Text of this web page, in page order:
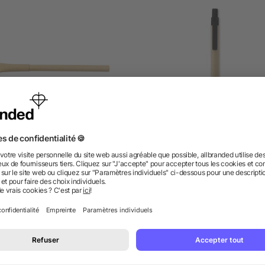
bille en carton recyclé
dès 0,08 €
Stylo écologique en
de maïs